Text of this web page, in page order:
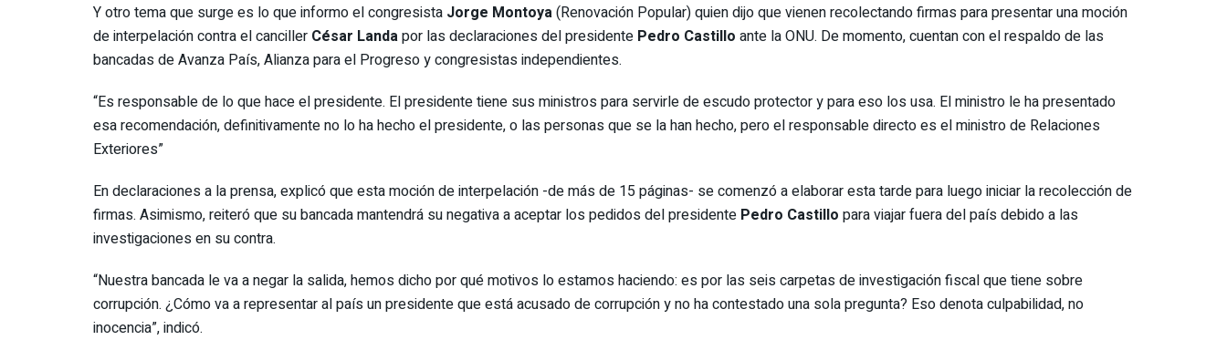
Y otro tema que surge es lo que informo el congresista Jorge Montoya(Renovación Popular) quien dijo que vienen recolectando firmas para presentar una moción
de interpelación contra el canciller César Landapor las declaraciones del presidente Pedro Castillo ante la ONU. De momento, cuentan con el respaldo de las
bancadas de Avanza País, Alianza para el Progreso y congresistas independientes.
“Es responsable de lo que hace el presidente. El presidente tiene sus ministros para servirle de escudo protector y para eso los usa. El ministro le ha presentado
esa recomendación, definitivamente no lo ha hecho el presidente, o las personas que se la han hecho, pero el responsable directo es el ministro de Relaciones
Exteriores”
En declaraciones a la prensa, explicó que esta moción de interpelación -de más de 15 páginas- se comenzó a elaborar esta tarde para luego iniciar la recolección de
firmas. Asimismo, reiteró que su bancada mantendrá su negativa a aceptar los pedidos del presidente Pedro Castillo para viajar fuera del país debido a las
investigaciones en su contra.
“Nuestra bancada le va a negar la salida, hemos dicho por qué motivos lo estamos haciendo: es por las seis carpetas de investigación fiscal que tiene sobre
corrupción. ¿Cómo va a representar al país un presidente que está acusado de corrupción y no ha contestado una sola pregunta? Eso denota culpabilidad, no
inocencia”, indicó.